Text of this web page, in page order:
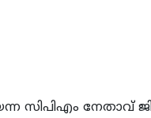
സിപിഎം നേതാവ്